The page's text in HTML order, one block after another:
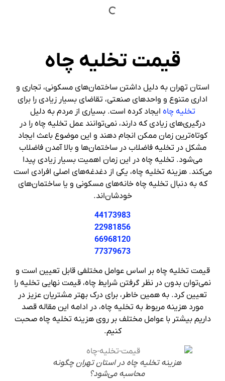
قیمت تخلیه چاه
استان تهران به دلیل داشتن ساختمان‌های مسکونی، تجاری و
اداری متنوع و واحدهای صنعتی، تقاضای بسیار زیادی را برای
تخلیه چاه ایجاد کرده است. بسیاری از مردم به دلیل
درگیری‌های زیادی که دارند، نمی‌توانند عمل تخلیه چاه را در
کوتاه‌ترین زمان ممکن انجام دهند و این موضوع باعث ایجاد
مشکل در تخلیه فاضلاب در ساختمان‌ها و بالا آمدن فاضلاب
می‌شود. تخلیه چاه در این زمان اهمیت بسیار زیادی پیدا
می‌کند. هزینه تخلیه چاه، یکی از دغدغه‌های اصلی افرادی است
که به دنبال تخلیه چاه خانه‌های مسکونی و یا ساختمان‌های
خودشان‌اند.
44173983
22981856
66968120
77379673
قیمت تخلیه چاه بر اساس عوامل مختلفی قابل تعیین است و
نمی‌توان بدون در نظر گرفتن شرایط چاه، قیمت نهایی تخلیه را
تعیین کرد. به همین خاطر، برای درک بهتر مشتریان عزیز در
مورد هزینه مربوط به تخلیه چاه، در ادامه این مقاله قصد
داریم بیشتر با عوامل مختلف بر روی هزینه تخلیه چاه صحبت
کنیم.
هزینه تخلیه چاه در استان تهران چگونه
محاسبه می‌شود؟